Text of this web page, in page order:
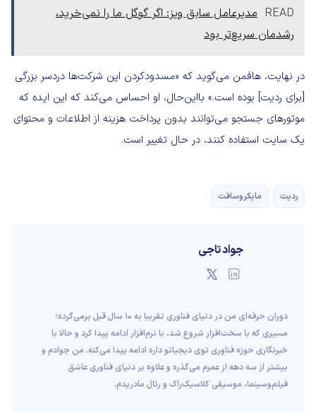
READ مدیرعامل سابق ویز: اگر گوگل ما را نمی‌خرید،
رشدمان سریع‌تر بود
در نهایت، هافمن می‌گوید که «مسدودکردن این شرکت‌ها دردسر بزرگی
[برای ردیت] بوده است.» با‌این‌حال، او احساس می‌کند که این ایده که
موتورهای جستجو می‌توانند بدون پرداخت هزینه از اطلاعات و محتوای
یک سایت استفاده کنند، در حال تغییر است.
ردیت مایکروسافت
جواد تاجی
دوران حرفه‌ای من در دنیای فناوری تقریبا به ۱۰ سال قبل برمی‌گرده؛
مسیری که با سخت‌افزار شروع شد، با نرم‌افزار ادامه پیدا کرد و حالا با
خبرنگاری حوزه فناوری توی دیجیاتو داره ادامه پیدا می‌کنه. من جوادم و
بیشتر از سه دهه از عمرم می‌گذره و علاوه بر دنیای فناوری عاشق
فیلم‌و‌سینما، موسیقی کلاسیک‌راک و رئال مادریدم.